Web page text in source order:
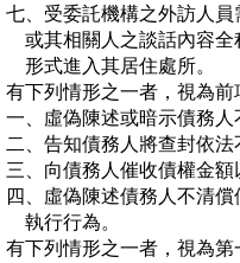
七、受委託機構之外訪人
或其相關人之談話內容
    形式進入其居住處所。
有下列情形之一者，視為
一、虛偽陳述或暗示債務
二、告知債務人將查封依
三、向債務人催收債權金
四、虛偽陳述債務人不清
    執行行為。
有下列情形之一者，視為